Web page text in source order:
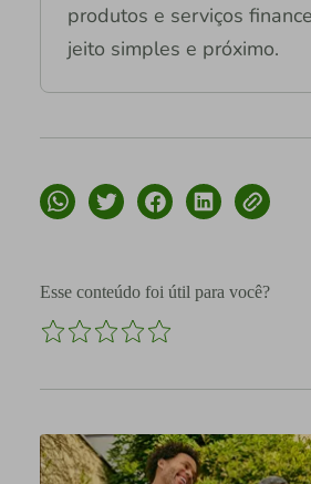
produtos e serviços
jeito simples e próximo.
Esse conteúdo foi útil para você?